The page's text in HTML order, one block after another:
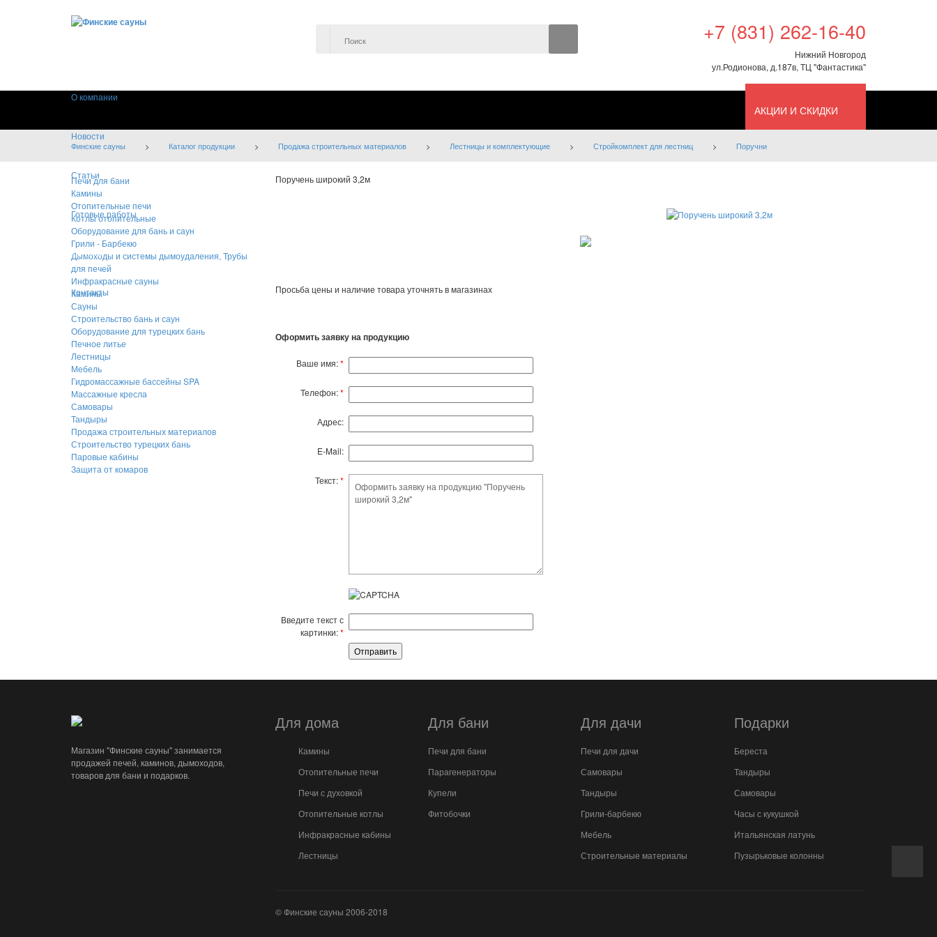
+7 (831) 262-16-40
Нижний Новгород
ул.Родионова, д.187в, ТЦ "Фантастика"
О компании
Новости
Статьи
Готовые работы
Каталог
Контакты
АКЦИИ И СКИДКИ
Финские сауны > Каталог продукции > Продажа строительных материалов > Лестницы и комплектующие > Стройкомплект для лестниц > Поручни
Печи для бани
Камины
Отопительные печи
Котлы отопительные
Оборудование для бань и саун
Грили - Барбекю
Дымоходы и системы дымоудаления, Трубы
для печей
Инфракрасные сауны
Камины
Сауны
Строительство бань и саун
Оборудование для турецких бань
Печное литье
Лестницы
Мебель
Гидромассажные бассейны SPA
Массажные кресла
Самовары
Тандыры
Продажа строительных материалов
Строительство турецких бань
Паровые кабины
Защита от комаров
Поручень широкий 3,2м
Просьба цены и наличие товара уточнять в магазинах
Оформить заявку на продукцию
Ваше имя:*
Телефон:*
Адрес:
E-Mail:
Текст:*
Введите текст с
картинки:*
Магазин "Финские сауны" занимается
продажей печей, каминов, дымоходов,
товаров для бани и подарков.
Для дома
Камины
Отопительные печи
Печи с духовкой
Отопительные котлы
Инфракрасные кабины
Лестницы
Для бани
Печи для бани
Парагенераторы
Купели
Фитобочки
Для дачи
Печи для дачи
Самовары
Тандыры
Грили-барбекю
Мебель
Строительные материалы
Подарки
Береста
Тандыры
Самовары
Часы с кукушкой
Итальянская латунь
Пузырьковые колонны
© Финские сауны 2006-2018